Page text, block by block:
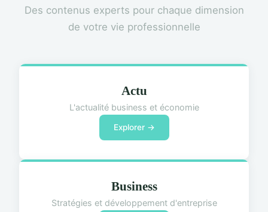
Des contenus experts pour chaque dimension
de votre vie professionnelle
Actu
L'actualité business et économie
Explorer →
Business
Stratégies et développement d'entreprise